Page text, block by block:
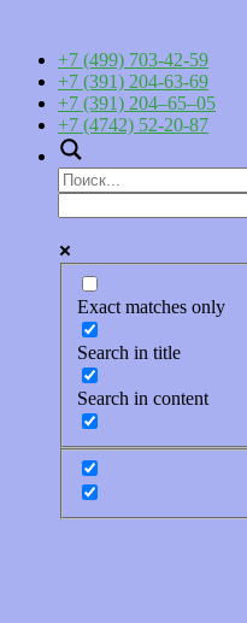
+7 (499) 703-42-59
+7 (391) 204-63-69
+7 (391) 204–65–05
+7 (4742) 52-20-87
Exact matches only
Search in title
Search in content